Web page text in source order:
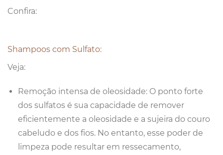
Confira:
Shampoos com Sulfato:
Veja:
Remoção intensa de oleosidade: O ponto forte
dos sulfatos é sua capacidade de remover
eficientemente a oleosidade e a sujeira do couro
cabeludo e dos fios. No entanto, esse poder de
limpeza pode resultar em ressecamento,